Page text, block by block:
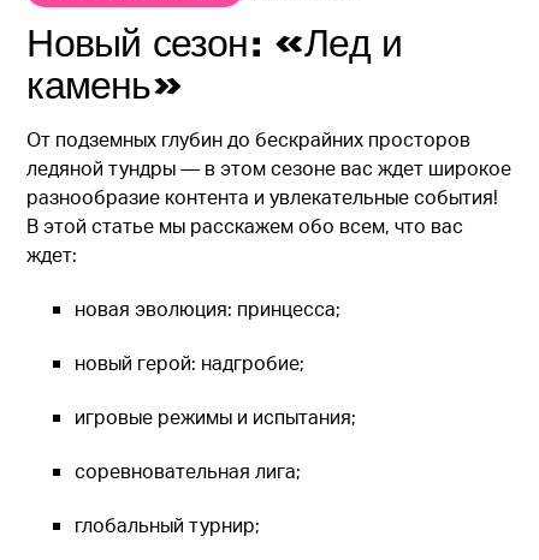
Новый сезон: «Лед и
камень»
От подземных глубин до бескрайних просторов
ледяной тундры — в этом сезоне вас ждет широкое
разнообразие контента и увлекательные события!
В этой статье мы расскажем обо всем, что вас
ждет:
новая эволюция: принцесса;
новый герой: надгробие;
игровые режимы и испытания;
соревновательная лига;
глобальный турнир;